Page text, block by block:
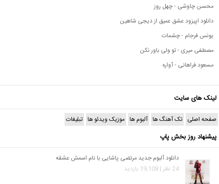
محسن چاوشی - چهل روز
دانلود اپیزود عشق عمیق از دیجی شاهین
یونس فرجام - چشمات
مصطفی میری - تو ولی باور نکن
مسعود فراهانی - آواره
لینک های سایت
صفحه اصلی تک آهنگ ها آلبوم ها موزیک ویدئو ها تبلیغات
پیشنهاد روز بخش پاپ
دانلود آلبوم جدید مرتضی پاشایی با نام اسمش عشقه
24 نظر | 19,108 بازدید